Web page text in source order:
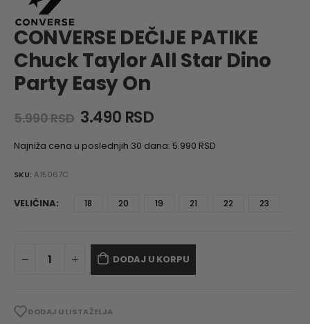
CONVERSE DEČIJE PATIKE
Chuck Taylor All Star Dino
Party Easy On
5.990RSD Original
was:
3.490 RSDCurrent
is:
Najniža cena u poslednjih 30 dana: 5.990 RSD
SKU:A15067C
VELIČINA 18 20 19 21 22 23
DODAJ U KORPU
DODAJ U LISTA ŽELJA